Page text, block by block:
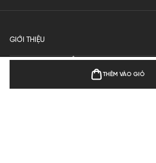
THÊM VÀO GIỎ
GIỚI THIỆU
QUY ĐỊNH HOẠT ĐỘNG